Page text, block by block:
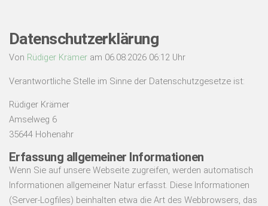
Datenschutzerklärung
Von Rüdiger Krämeram 06.08.2026 06:12 Uhr
Verantwortliche Stelle im Sinne der Datenschutzgesetze ist:
Rüdiger Krämer
Amselweg 6
35644 Hohenahr
Erfassung allgemeiner Informationen
Wenn Sie auf unsere Webseite zugreifen, werden automatisch
Informationen allgemeiner Natur erfasst. Diese Informationen
(Server-Logfiles) beinhalten etwa die Art des Webbrowsers, das